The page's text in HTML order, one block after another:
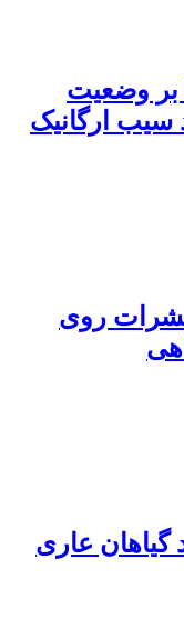
تأثیر قارچ میکوریزا و PGPR بر وضعیت
سیب ارگانیک
حشرات روی
عاری